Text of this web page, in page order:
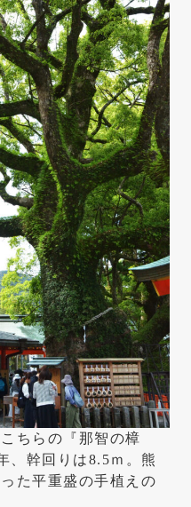
ちらの『那智の樟
、幹回りは8.5ｍ。熊
た平重盛の手植えの